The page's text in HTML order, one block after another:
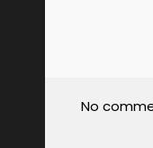
No